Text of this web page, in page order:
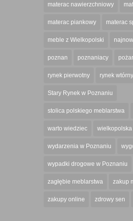
materac nawierzchniowy
materac piankowy materac
meble z Wielkopolski
poznan poznaniacy
rynek pierwotny rynek wtórny
Stary Rynek w Poznaniu
stolica polskiego meblarstwa
warto wiedziec wielkopolska
wydarzenia w Poznaniu
wypadki drogowe w Poznaniu
zagłębie meblarstwa zakup
zakupy online zdrowy sen